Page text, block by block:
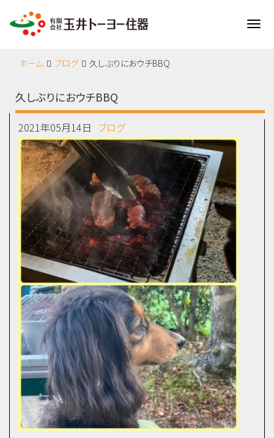
ホーム ブログ 久しぶりにおウチBBQ
久しぶりにおウチBBQ
2021年05月14日 ブログ